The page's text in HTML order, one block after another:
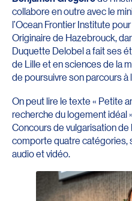
collabore en outre avec le
l’Ocean Frontier Institute
Originaire de Hazebrouck,
Duquette Delobel a fait ses
de Lille et en sciences de la
de poursuivre son parcours à
On peut lire le texte « Petite
recherche du logement idéal »
Concours de vulgarisation de
comporte quatre
audio et vidéo.